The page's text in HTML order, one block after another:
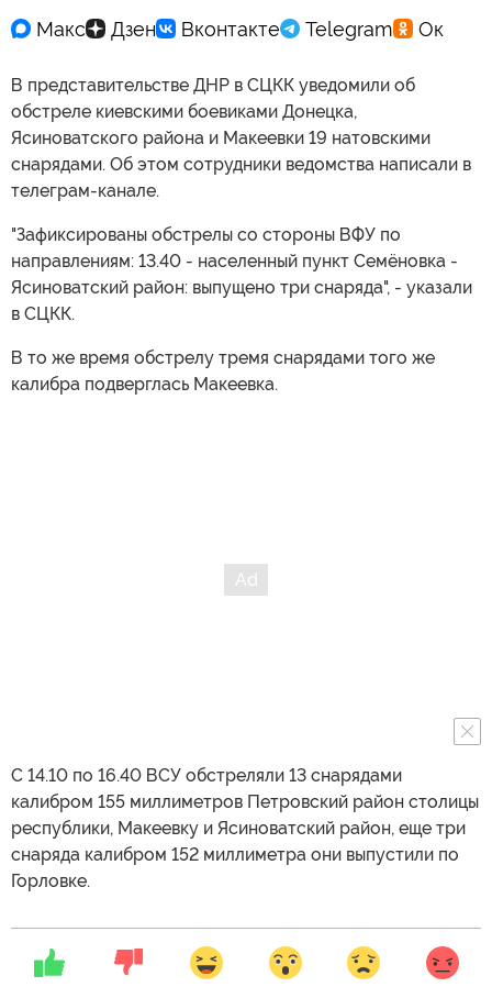
В представительстве ДНР в СЦКК уведомили об
обстреле киевскими боевиками Донецка,
Ясиноватского района и Макеевки 19 натовскими
снарядами. Об этом сотрудники ведомства написали в
телеграм-канале.
"Зафиксированы обстрелы со стороны ВФУ по
направлениям: 13.40 - населенный пункт Семёновка -
Ясиноватский район: выпущено три снаряда", - указали
в СЦКК.
В то же время обстрелу тремя снарядами того же
калибра подверглась Макеевка.
С 14.10 по 16.40 ВСУ обстреляли 13 снарядами
калибром 155 миллиметров Петровский район столицы
республики, Макеевку и Ясиноватский район, еще три
снаряда калибром 152 миллиметра они выпустили по
Горловке.